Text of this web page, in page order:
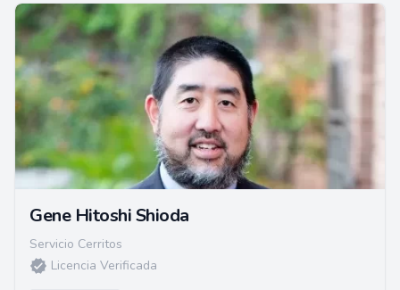
Gene Hitoshi Shioda
Servicio Cerritos
Licencia Verificada